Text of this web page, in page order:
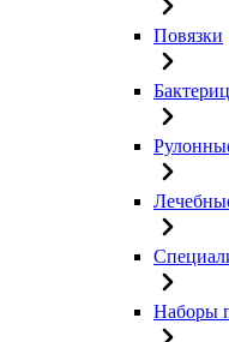
Повязки
Наборы